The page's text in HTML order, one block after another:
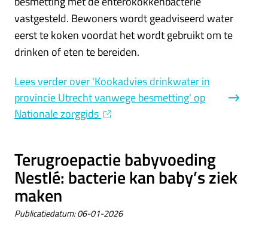
vastgesteld. Bewoners wordt geadviseerd water
eerst te koken voordat het wordt gebruikt om te
drinken of eten te bereiden.
Lees verderover 'Kookadvies drinkwater in
provincie Utrecht vanwege besmetting' op
Nationale zorggids
Terugroepactie babyvoeding
Nestlé: bacterie kan baby’s ziek
maken
Publicatiedatum:06-01-2026